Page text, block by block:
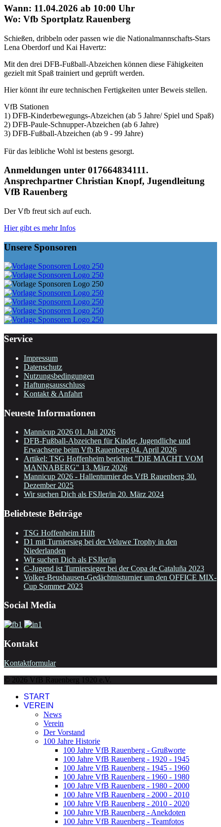
Wann: 11.04.2026 ab 10:00 Uhr
Wo: Vfb Sportplatz Rauenberg
Schießen, dribbeln oder passen wie die Nationalmannschafts-Stars
Lena Oberdorf und Kai Havertz:
Mit den drei DFB-Fußball-Abzeichen können diese Fähigkeiten
gezielt mit Spaß trainiert und geprüft werden.
Hier könnt ihr eure technischen Fertigkeiten unter Beweis stellen.
VfB Stationen
1) DFB-Kinderbewegungs-Abzeichen (ab 5 Jahre/ Spiel und Spaß)
2) DFB-Paule-Schnupper-Abzeichen (ab 6 Jahre)
3) DFB-Fußball-Abzeichen (ab 9 - 99 Jahre)
Für das leibliche Wohl ist bestens gesorgt.
Anmeldungen unter 017664834111.
Ansprechpartner Christian Knopf, Jugendleitung
VfB Rauenberg
Der Vfb freut sich auf euch.
Hier gibt es mehr Infos
Unsere Sponsoren
Service
Impressum
Datenschutz
Nutzungsbedingungen
Haftungsausschluss
Kontakt & Anfahrt
Neueste Informationen
Mannicup 2026 01. Juli 2026
DFB-Fußball-Abzeichen für Kinder, Jugendliche und
Erwachsene beim Vfb Rauenberg 04. April 2026
Artikel: TSG Hoffenheim berichtet "DIE MACHT VOM
MANNABERG" 13. März 2026
Mannicup 2026 - Hallenturnier des VfB Rauenberg 30.
Dezember 2025
Wir suchen Dich als FSJler/in 20. März 2024
Beliebteste Beiträge
TSG Hoffenheim Hilft
D1 mit Turniersieg bei der Veluwe Trophy in den
Niederlanden
Wir suchen Dich als FSJler/in
C-Jugend ist Turniersieger bei der Copa de Cataluña 2023
Volker-Beushausen-Gedächtnisturnier um den OFFICE MIX-
Cup Sommer 2023
Social Media
Kontakt
Kontaktformular
© 2026 VfB Rauenberg 1920 e.V.
START
VEREIN
News
Verein
Der Vorstand
100 Jahre Historie
100 Jahre VfB Rauenberg - Grußworte
100 Jahre VfB Rauenberg - 1920 - 1945
100 Jahre VfB Rauenberg - 1945 - 1960
100 Jahre VfB Rauenberg - 1960 - 1980
100 Jahre VfB Rauenberg - 1980 - 2000
100 Jahre VfB Rauenberg - 2000 - 2010
100 Jahre VfB Rauenberg - 2010 - 2020
100 Jahre VfB Rauenberg - Anekdoten
100 Jahre VfB Rauenberg - Teamfotos